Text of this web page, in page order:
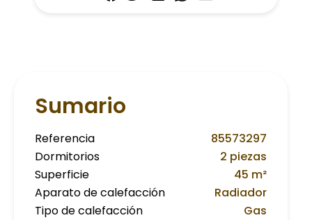
Sumario
Referencia
85573297
Dormitorios
2 piezas
Superficie
45 m²
Aparato de calefacción
Radiador
Tipo de calefacción
Gas